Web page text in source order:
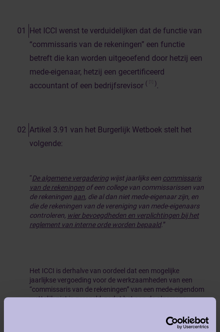
Het ICCI wenst te verduidelijken dat de functie van
“commissaris van de rekeningen” een functie
betreft die kan worden uitgeoefend door hetzij een
mede-eigenaar, hetzij een gecertificeerd
accountant of een bedrijfsrevisor ( ).
Artikel 3.91 van het Burgerlijk Wetboek stelt het
volgende:
“De algemene vergaderingwijst jaarlijks een commissaris
van de rekeningen of een college van commissarissen van
de rekeningen aan , die al dan niet mede-eigenaar zijn, en
die de rekeningen van de vereniging van mede-eigenaars
controleren, wier bevoegdheden en verplichtingen bij het
reglement van interne orde worden bepaald. ”
Het ICCI is derhalve van oordeel dat een mogelijke
jaarlijkse vergoeding voor de werkzaamheden van een
“commissaris van de rekeningen” van een mede-eigendom
wettelijk niet is geregeld, zodat het aan de algemene
jaar te stemmen over het al dan niet toekennen van een
jaarlijkse vergoeding voor de werkzaamheden van een